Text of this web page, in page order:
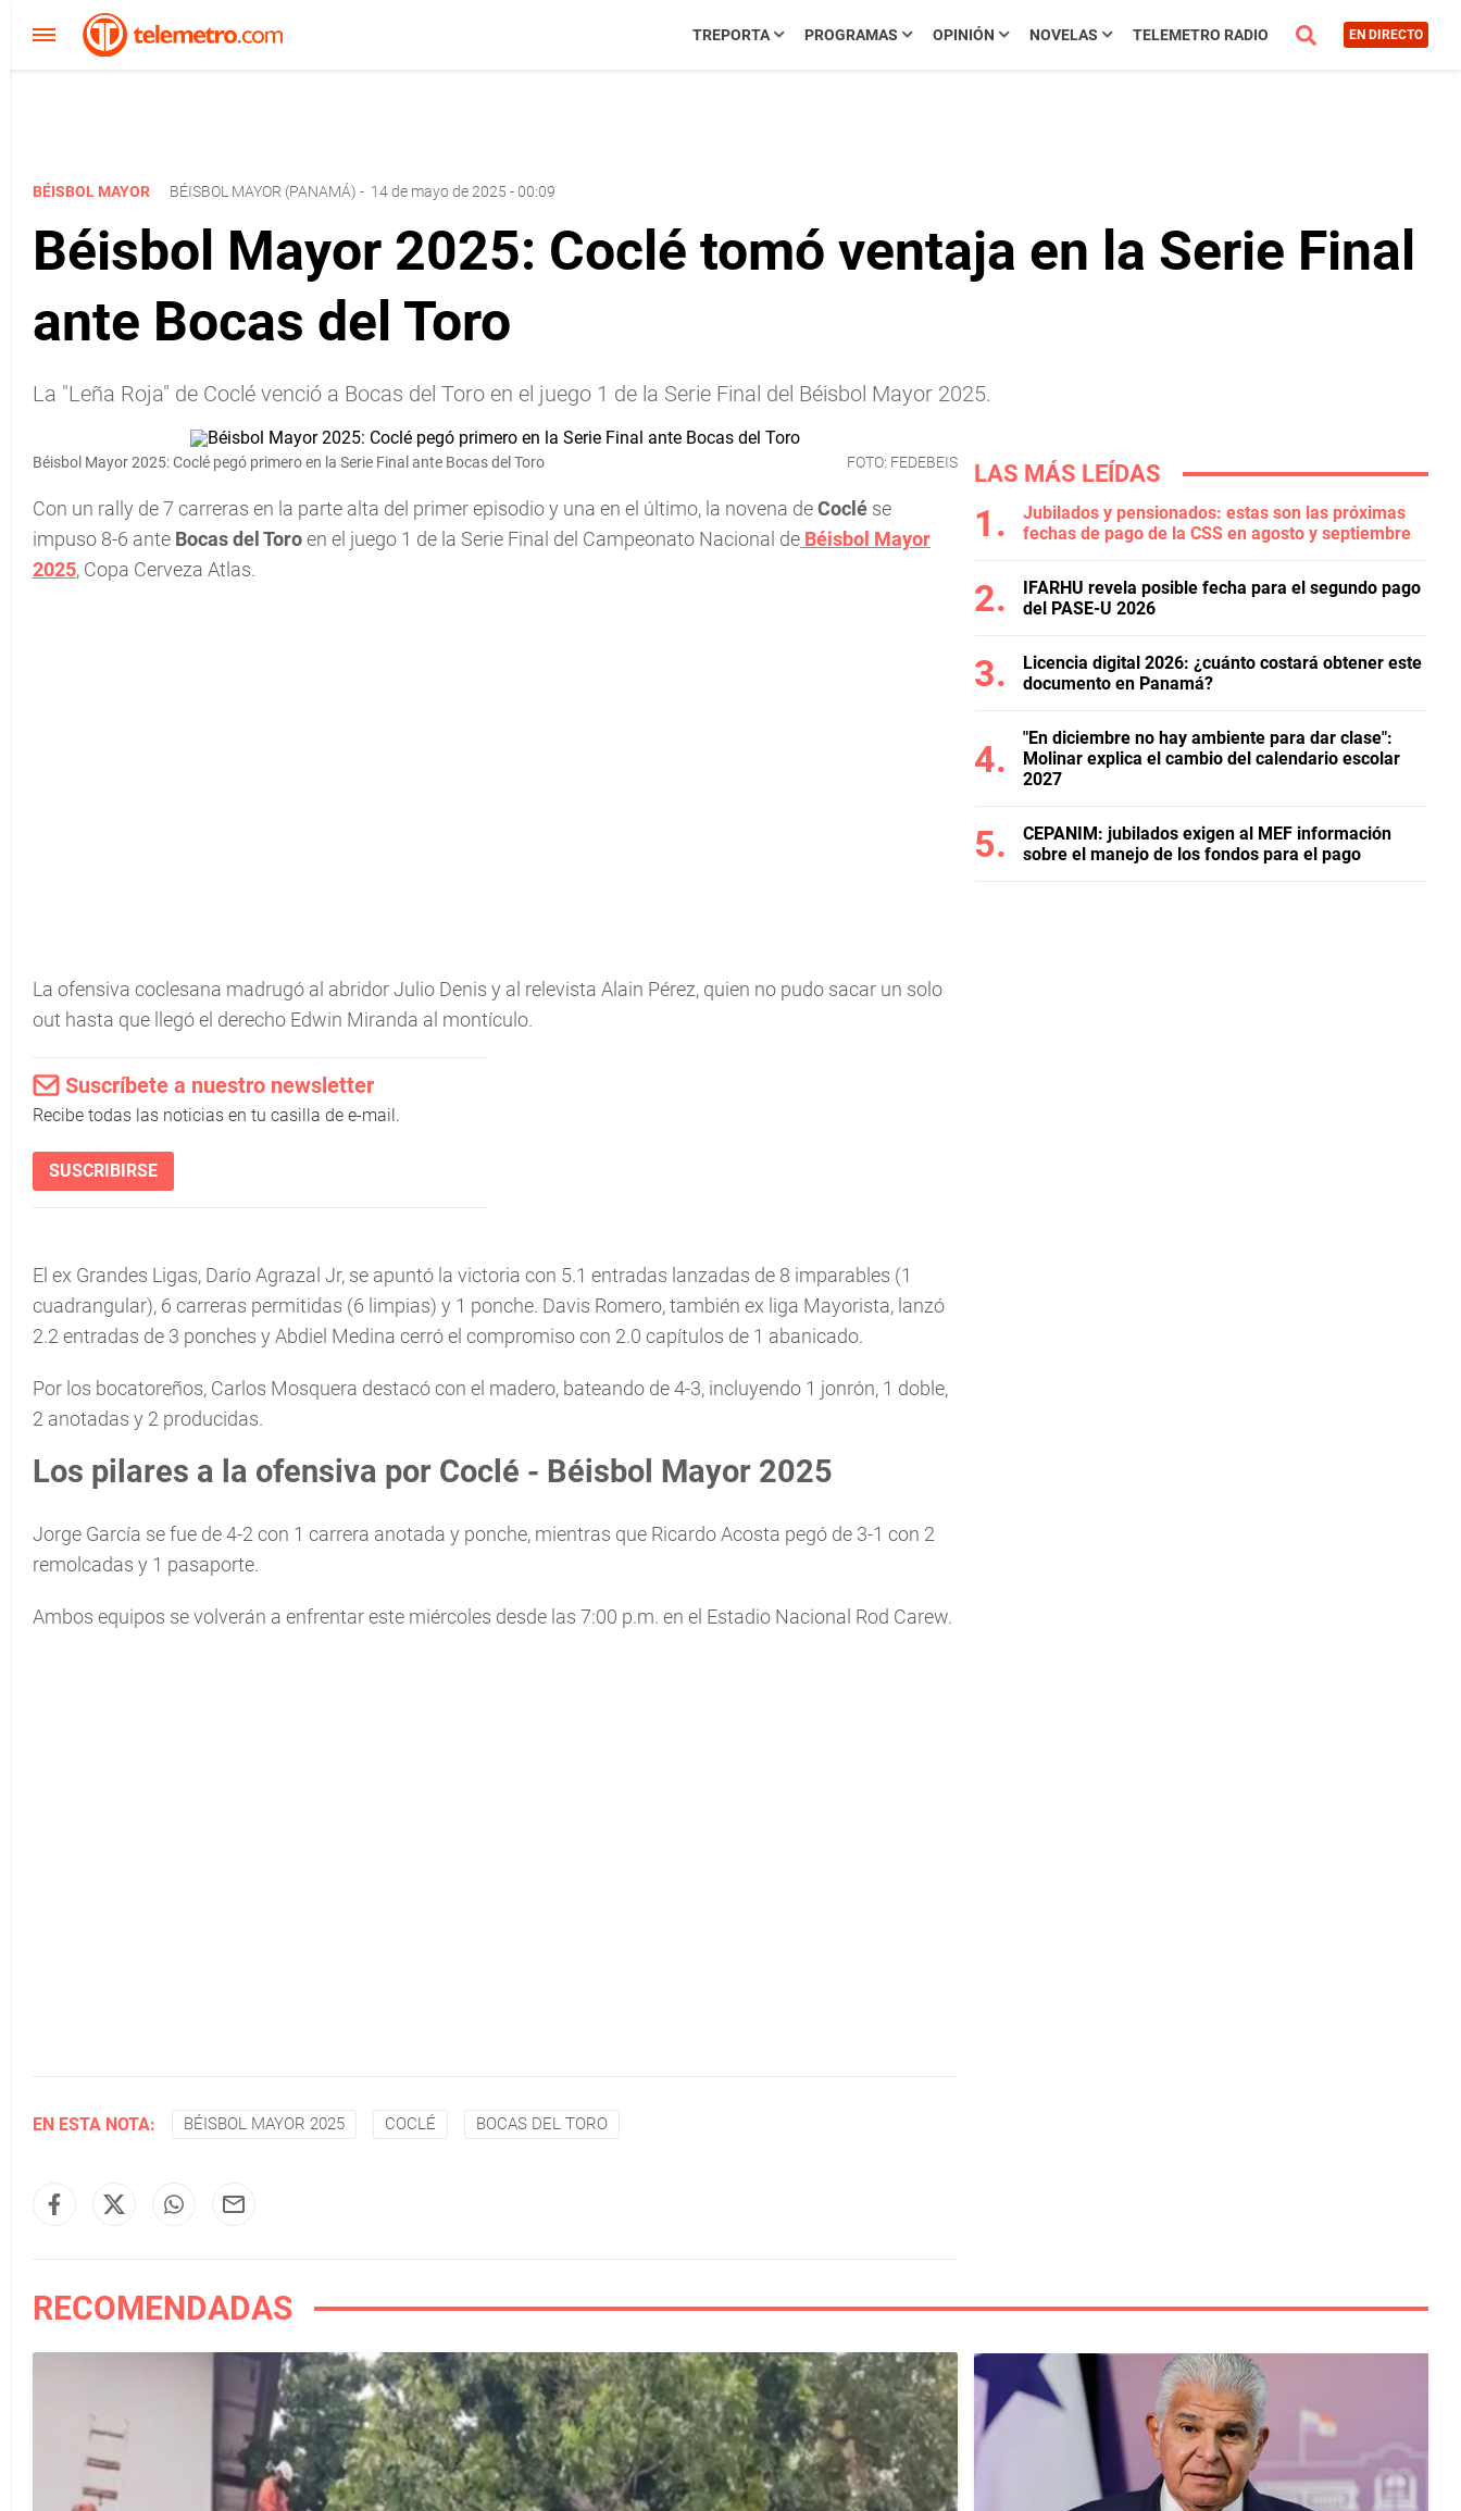
TREPORTA PROGRAMAS OPINIÓN NOVELAS TELEMETRO RADIO EN DIRECTO
BÉISBOL MAYOR BÉISBOL MAYOR (PANAMÁ) - 14 de mayo de 2025 - 00:09
Béisbol Mayor 2025: Coclé tomó ventaja en la Serie Final
ante Bocas del Toro
La "Leña Roja" de Coclé venció a Bocas del Toro en el juego 1 de la Serie Final del Béisbol Mayor 2025.
Béisbol Mayor 2025: Coclé pegó primero en la Serie Final ante Bocas del Toro FOTO: FEDEBEIS
Con un rally de 7 carreras en la parte alta del primer episodio y una en el último, la novena deCoclé se
impuso 8-6 ante Bocas del Toroen el juego 1 de la Serie Final del Campeonato Nacional de Béisbol Mayor
2025, Copa Cerveza Atlas.
La ofensiva coclesana madrugó al abridor Julio Denis y al relevista Alain Pérez, quien no pudo sacar un solo
out hasta que llegó el derecho Edwin Miranda al montículo.
Suscríbete a nuestro newsletter
Recibe todas las noticias en tu casilla de e-mail.
SUSCRIBIRSE
El ex Grandes Ligas, Darío Agrazal Jr, se apuntó la victoria con 5.1 entradas lanzadas de 8 imparables (1
cuadrangular), 6 carreras permitidas (6 limpias) y 1 ponche. Davis Romero, también ex liga Mayorista, lanzó
2.2 entradas de 3 ponches y Abdiel Medina cerró el compromiso con 2.0 capítulos de 1 abanicado.
Por los bocatoreños, Carlos Mosquera destacó con el madero, bateando de 4-3, incluyendo 1 jonrón, 1 doble,
2 anotadas y 2 producidas.
Los pilares a la ofensiva por Coclé - Béisbol Mayor 2025
Jorge García se fue de 4-2 con 1 carrera anotada y ponche, mientras que Ricardo Acosta pegó de 3-1 con 2
remolcadas y 1 pasaporte.
Ambos equipos se volverán a enfrentar este miércoles desde las 7:00 p.m. en el Estadio Nacional Rod Carew.
EN ESTA NOTA: BÉISBOL MAYOR 2025 COCLÉ BOCAS DEL TORO
LAS MÁS LEÍDAS
Jubilados y pensionados: estas son las próximas
fechas de pago de la CSS en agosto y septiembre
IFARHU revela posible fecha para el segundo pago
del PASE-U 2026
Licencia digital 2026: ¿cuánto costará obtener este
documento en Panamá?
"En diciembre no hay ambiente para dar clase":
Molinar explica el cambio del calendario escolar
2027
CEPANIM: jubilados exigen al MEF información
sobre el manejo de los fondos para el pago
RECOMENDADAS